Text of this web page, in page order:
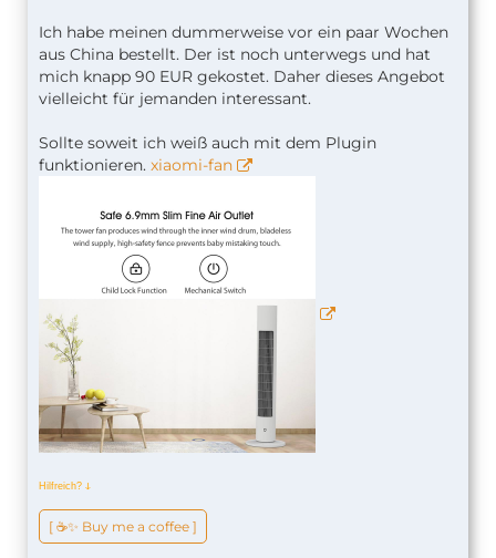
Ich habe meinen dummerweise vor ein paar Wochen
aus China bestellt. Der ist noch unterwegs und hat
mich knapp 90 EUR gekostet. Daher dieses Angebot
vielleicht für jemanden interessant.
Sollte soweit ich weiß auch mit dem Plugin
funktionieren. xiaomi-fan
Hilfreich? ↆ
[ ☕️✨ Buy me a coffee ]